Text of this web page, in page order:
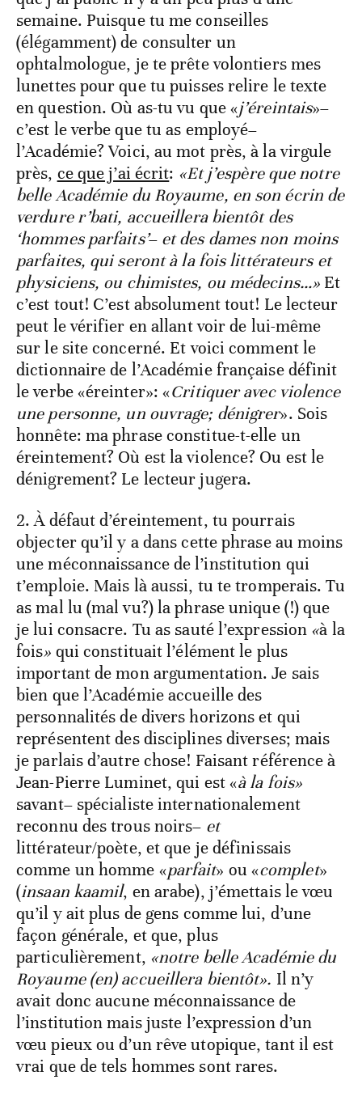
semaine. Puisque tu me conseilles
(élégamment) de consulter un
ophtalmologue, je te prête volontiers mes
lunettes pour que tu puisses relire le texte
en question. Où as-tu vu que «j’éreintais»–
c’est le verbe que tu as employé–
l’Académie? Voici, au mot près, à la virgule
près, ce que j’ai écrit: «Et j’espère que notre
belle Académie du Royaume, en son écrin de
verdure r’bati, accueillera bientôt des
‘hommes parfaits’–et des dames non moins
parfaites, qui seront à la fois littérateurs et
physiciens, ou chimistes, ou médecins…»Et
c’est tout! C’est absolument tout! Le lecteur
peut le vérifier en allant voir de lui-même
sur le site concerné. Et voici comment le
dictionnaire de l’Académie française définit
le verbe «éreinter»: «Critiquer avec violence
une personne, un ouvrage; dénigrer». Sois
honnête: ma phrase constitue-t-elle un
éreintement? Où est la violence? Ou est le
dénigrement? Le lecteur jugera.
2. À défaut d’éreintement, tu pourrais
objecter qu’il y a dans cette phrase au moins
une méconnaissance de l’institution qui
t’emploie. Mais là aussi, tu te tromperais. Tu
as mal lu (mal vu?) la phrase unique (!) que
je lui consacre. Tu as sauté l’expression «à la
fois» qui constituait l’élément le plus
important de mon argumentation. Je sais
bien que l’Académie accueille des
personnalités de divers horizons et qui
représentent des disciplines diverses; mais
je parlais d’autre chose! Faisant référence à
Jean-Pierre Luminet, qui est «à la fois»
savant– spécialiste internationalement
reconnu des trous noirs– et
littérateur/poète, et que je définissais
comme un homme «parfait» ou «complet»
(insaan kaamil, en arabe), j’émettais le vœu
qu’il y ait plus de gens comme lui, d’une
façon générale, et que, plus
particulièrement, «notre belle Académie du
Royaume (en) accueillera bientôt». Il n’y
avait donc aucune méconnaissance de
l’institution mais juste l’expression d’un
vœu pieux ou d’un rêve utopique, tant il est
vrai que de tels hommes sont rares.